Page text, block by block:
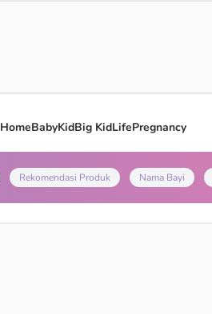
HomeBabyKidBig KidLifePregnancy
Rekomendasi Produk Nama Bayi